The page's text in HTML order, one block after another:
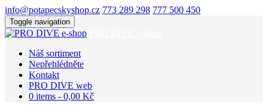
info@potapecskyshop.cz 773 289 298 777 500 450
Toggle navigation
Náš sortiment
Nepřehlédněte
Kontakt
PRO DIVE web
0 items - 0,00 Kč